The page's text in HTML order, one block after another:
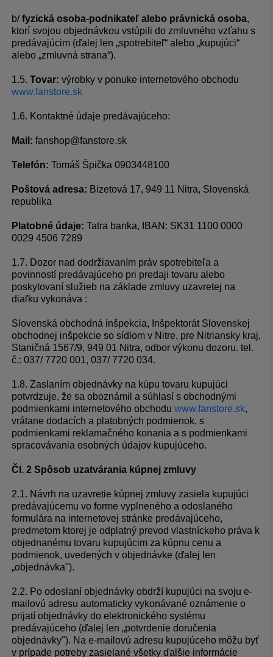
b/fyzická osoba-podnikateľ alebo právnická osoba,
ktorí svojou objednávkou vstúpili do zmluvného vzťahu s
predávajúcim (ďalej len „spotrebiteľ“ alebo „kupujúci“
alebo „zmluvná strana“).
1.5.Tovar: výrobky v ponuke internetového obchodu
www.fanstore.sk
1.6. Kontaktné údaje predávajúceho:
Mail: fanshop@fanstore.sk
Telefón:Tomáš Špička 0903448100
Poštová adresa: Bizetová 17, 949 11 Nitra, Slovenská
republika
Platobné údaje: Tatra banka, IBAN: SK31 1100 0000
0029 4506 7289
1.7. Dozor nad dodržiavaním práv spotrebiteľa a
povinností predávajúceho pri predaji tovaru alebo
poskytovaní služieb na základe zmluvy uzavretej na
diaľku vykonáva :
Slovenská obchodná inšpekcia, Inšpektorát Slovenskej
obchodnej inšpekcie so sídlom v Nitre, pre Nitriansky kraj,
Staničná 1567/9, 949 01 Nitra, odbor výkonu dozoru. tel.
č.: 037/ 7720 001, 037/ 7720 034.
1.8. Zaslaním objednávky na kúpu tovaru kupujúci
potvrdzuje, že sa oboznámil a súhlasí s obchodnými
podmienkami internetového obchoduwww.fanstore.sk,
vrátane dodacích a platobných podmienok, s
podmienkami reklamačného konania a s podmienkami
spracovávania osobných údajov kupujúceho.
Čl. 2 Spôsob uzatvárania kúpnej zmluvy
2.1. Návrh na uzavretie kúpnej zmluvy zasiela kupujúci
predávajúcemu vo forme vyplneného a odoslaného
formulára na internetovej stránke predávajúceho,
predmetom ktorej je odplatný prevod vlastníckeho práva k
objednanému tovaru kupujúcim za kúpnu cenu a
podmienok, uvedených v objednávke (ďalej len
„objednávka").
2.2. Po odoslaní objednávky obdrží kupujúci na svoju e-
mailovú adresu automaticky vykonávané oznámenie o
prijatí objednávky do elektronického systému
predávajúceho (ďalej len „potvrdenie doručenia
objednávky"). Na e-mailovú adresu kupujúceho môžu byť
v prípade potreby zasielané všetky ďalšie informácie